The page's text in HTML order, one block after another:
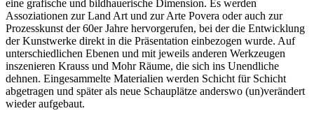
eine grafische und bildhauerische Dimension. Es werden
Assoziationen zur Land Art und zur Arte Povera oder auch zur
Prozesskunst der 60er Jahre hervorgerufen, bei der die Entwicklung
der Kunstwerke direkt in die Präsentation einbezogen wurde. Auf
unterschiedlichen Ebenen und mit jeweils anderen Werkzeugen
inszenieren Krauss und Mohr Räume, die sich ins Unendliche
dehnen. Eingesammelte Materialien werden Schicht für Schicht
abgetragen und später als neue Schauplätze anderswo (un)verändert
wieder aufgebaut.